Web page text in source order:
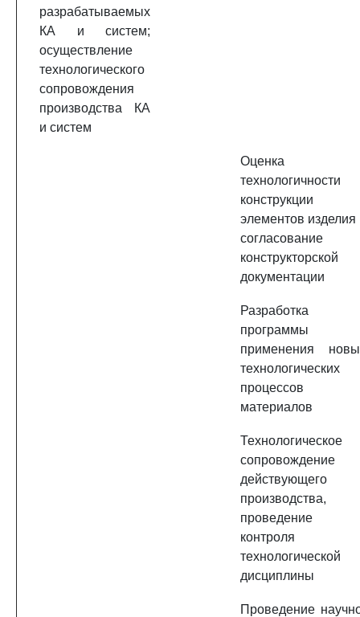
разрабатываемых
КА и систем;
осуществление
технологического
сопровождения
производства КА
и систем
Оценка
технологичности
конструкции
элементов изделия
согласование
конструкторской
документации
Разработка
программы
применения
технологических
процессов
материалов
Технологическое
сопровождение
действующего
производства,
проведение
контроля
технологической
дисциплины
Проведение